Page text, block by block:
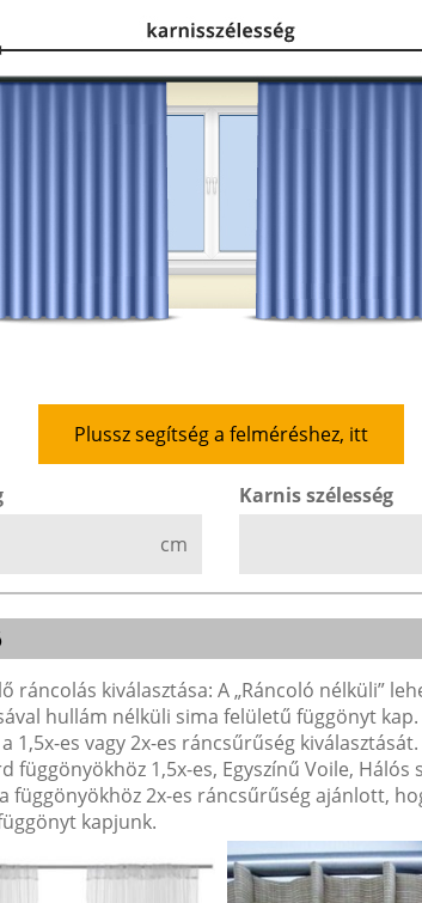
Plussz segítség a felméréshez, itt
cm
Karnis szélesség
ráncolás kiválasztása: A „Ráncoló nélküli”
hullám nélküli sima felületű függönyt
1,5x-es vagy 2x-es ráncsűrűség
függönyökhöz 1,5x-es, Egyszínű Voile, Hálós
függönyökhöz 2x-es ráncsűrűség ajánlott,
kapjunk.